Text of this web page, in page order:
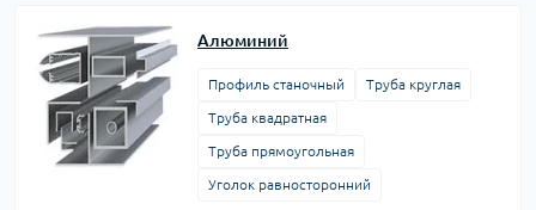
Алюминий
Профиль станочный Труба круглая
Труба квадратная
Труба прямоугольная
Уголок равносторонний